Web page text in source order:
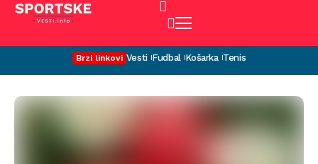
Brzi linkovi Vesti Fudbal Košarka Tenis